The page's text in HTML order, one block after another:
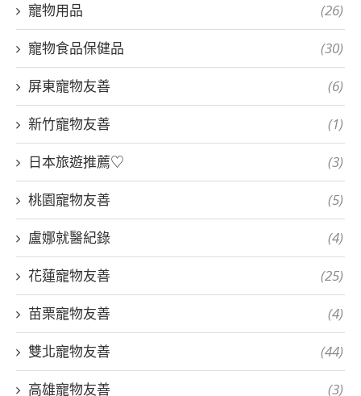
寵物用品 (26)
寵物食品保健品 (30)
屏東寵物友善 (6)
新竹寵物友善 (1)
日本旅遊推薦♡ (3)
桃園寵物友善 (5)
盧娜就醫紀錄 (4)
花蓮寵物友善 (25)
苗栗寵物友善 (4)
雙北寵物友善 (44)
高雄寵物友善 (3)